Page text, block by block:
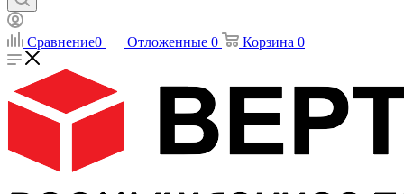
Сравнение0 Отложенные 0 Корзина 0